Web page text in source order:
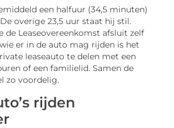
een halfuur (34,5 minuten)
overige 23,5 uur staat hij stil.
de Leaseovereenkomst afsluit zelf
er in de auto mag rijden is het
leaseauto te delen met een
of een familielid. Samen de
zo voordelig.
rijden